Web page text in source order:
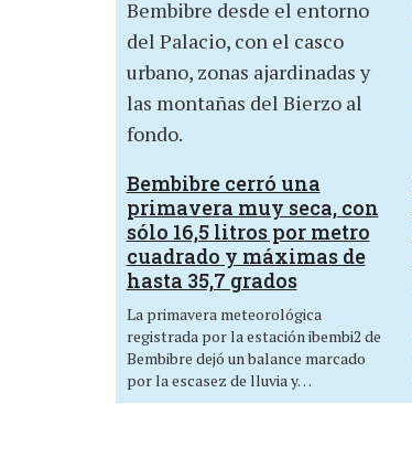
Bembibre cerró una
primavera muy seca, con
sólo 16,5 litros por metro
cuadrado y máximas de
hasta 35,7 grados
La primavera meteorológica
registrada por la estación ibembi2 de
Bembibre dejó un balance marcado
por la escasez de lluvia y…